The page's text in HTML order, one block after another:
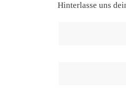
Hinterlasse uns